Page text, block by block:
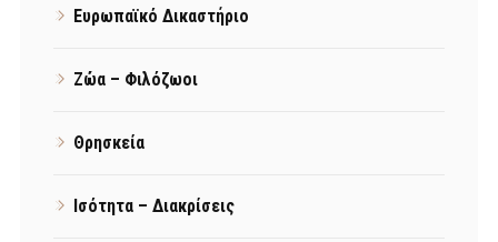
Ευρωπαϊκό Δικαστήριο
Ζώα – Φιλόζωοι
Θρησκεία
Ισότητα – Διακρίσεις